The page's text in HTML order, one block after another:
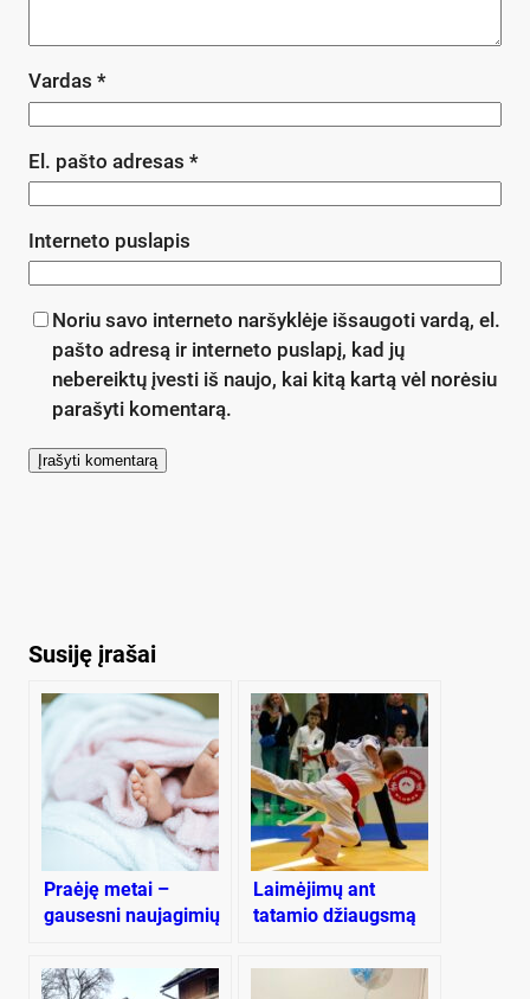
Vardas *
El. pašto adresas *
Interneto puslapis
Noriu savo interneto naršyklėje išsaugoti vardą, el.
pašto adresą ir interneto puslapį, kad jų
nebereiktų įvesti iš naujo, kai kitą kartą vėl norėsiu
parašyti komentarą.
Susiję įrašai
Praėję metai –
gausesni naujagimių
Laimėjimų ant
tatamio džiaugsmą
ateities